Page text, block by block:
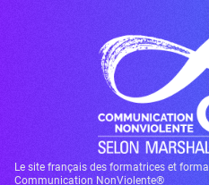
Le site français des formatrices et
Communication NonViolente®